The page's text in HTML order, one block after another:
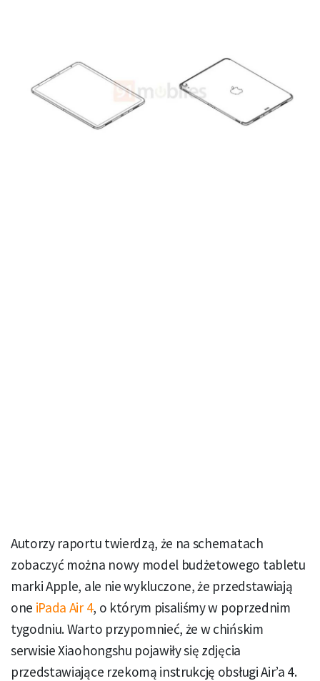
Autorzy raportu twierdzą, że na schematach
zobaczyć można nowy model budżetowego tabletu
marki Apple, ale nie wykluczone, że przedstawiają
one iPada Air 4, o którym pisaliśmy w poprzednim
tygodniu. Warto przypomnieć, że w chińskim
serwisie Xiaohongshu pojawiły się zdjęcia
przedstawiające rzekomą instrukcję obsługi Air’a 4.